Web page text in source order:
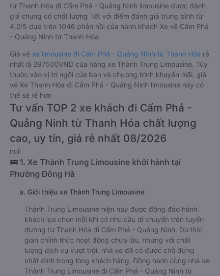
từ Thanh Hóa đi Cẩm Phả - Quảng Ninh limousine được đánh
giá chung có chất lượng Tốt với điểm đánh giá trung bình từ
4.2/5 dựa trên 1046 phản hồi của hành khách Xe về Cẩm Phả
- Quảng Ninh từ Thanh Hóa.
Giá vé xe limousine đi Cẩm Phả - Quảng Ninh từ Thanh Hóa rẻ
nhất là 297500VND của hãng xe Thành Trung Limousine. Tùy
thuộc vào vị trí ngồi của bạn và chương trình khuyến mãi, giá
vé Xe Thanh Hóa đi Cẩm Phả - Quảng Ninh limousine này có
thể sẽ rẻ hơn
Tư vấn TOP 2 xe khách đi Cẩm Phả -
Quảng Ninh từ Thanh Hóa chất lượng
cao, uy tín, giá rẻ nhất 08/2026
null
🚌 1. Xe Thành Trung Limousine khởi hành tại
Phường Đông Hà
a. Giới thiệu xe Thành Trung Limousine
Thành Trung Limousine hiện nay được đông đảo hành
khách lựa chọn mỗi khi có nhu cầu di chuyển trên tuyến
đường từ Thanh Hóa đi Cẩm Phả - Quảng Ninh. Dù thời
gian chính thức hoạt động chưa lâu, nhưng với chất
lượng dịch vụ vượt trội, nhà xe đã có được chỗ đứng
nhất định trong lòng khách hàng. Đồng hành cùng nhà xe
Thành Trung Limousine đi Cẩm Phả - Quảng Ninh từ